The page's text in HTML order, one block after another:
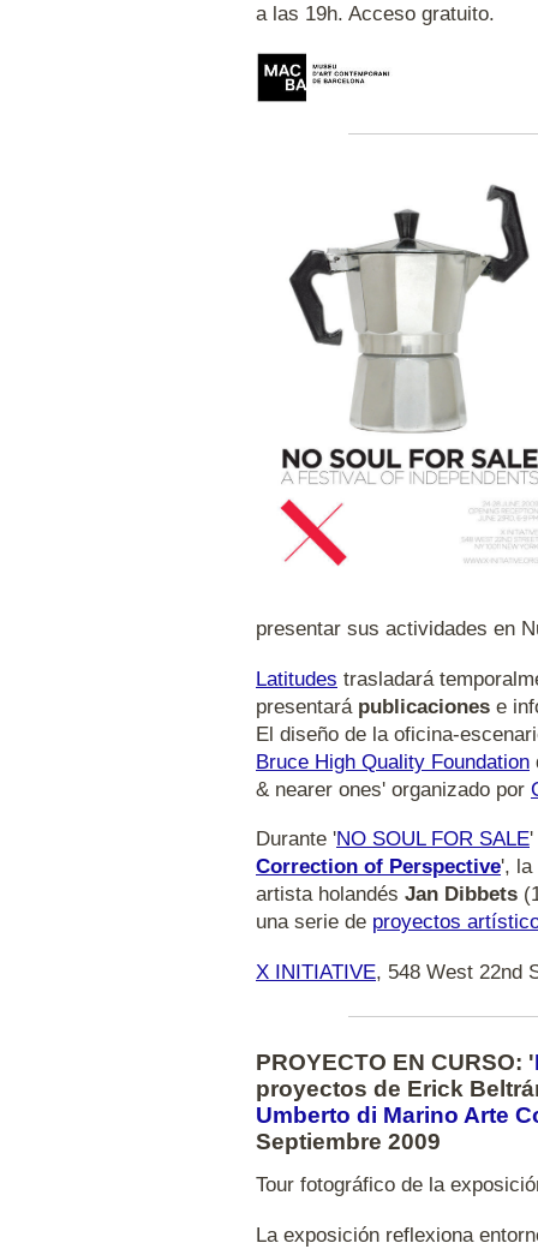
a las 19h. Acceso gratuito.
presentar sus actividades en
Latitudes trasladará
presentará publicaciones e
El diseño de la oficina-
Bruce High Quality Foundation
& nearer ones' organizado por
Durante 'NO SOUL FOR SALE'
Correction of Perspective', la
artista holandés Jan Dibbets
una serie de proyectos
X INITIATIVE, 548 West 22nd
PROYECTO EN CURSO: '
proyectos de Erick
Umberto di Marino Arte
Septiembre 2009
Tour fotográfico de la
La exposición reflexiona